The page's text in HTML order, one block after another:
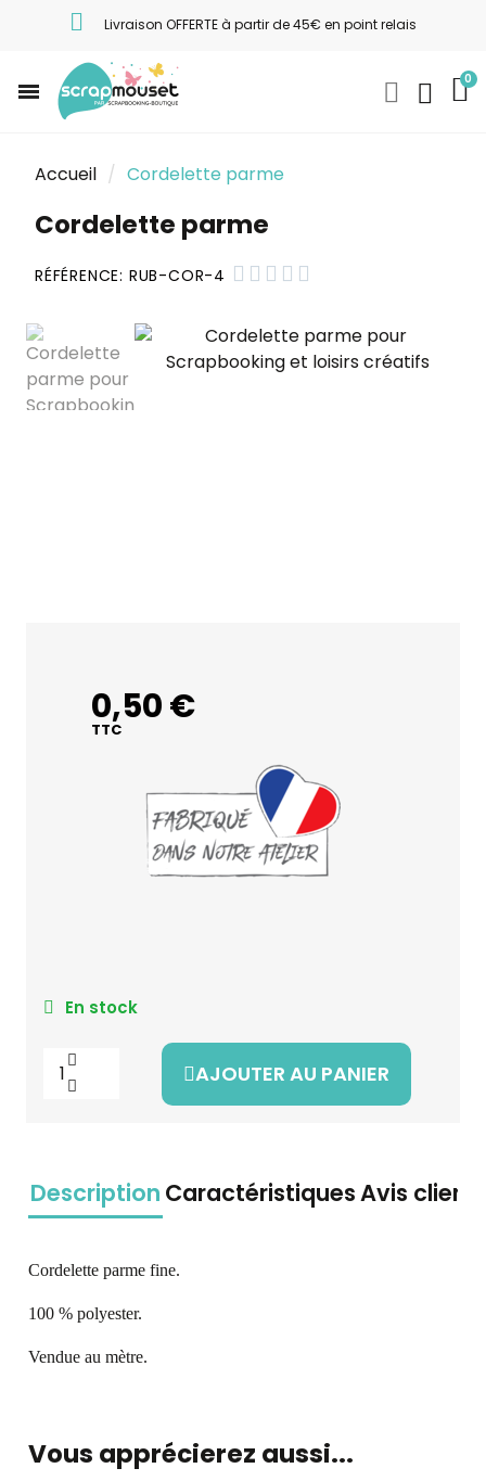
Livraison OFFERTE à partir de 45€ en point relais
Accueil Cordelette parme
Cordelette parme
RÉFÉRENCE RUB-COR-4     
0,50 €
TTC
En stock
AJOUTER AU PANIER
Description CaractéristiquesAvis
Cordelette parme fine.
100 % polyester.
Vendue au mètre.
Vous apprécierez aussi...